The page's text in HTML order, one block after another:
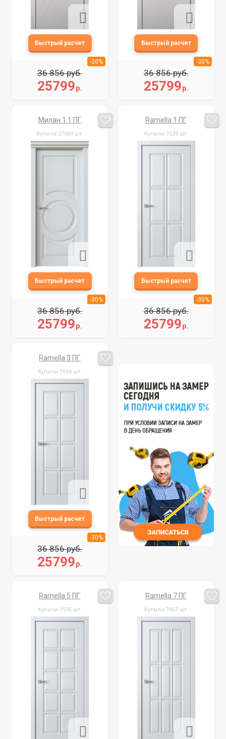
25799р.
36 856 руб.
-30%
25799р.
36 856 руб.
-30%
Милан 1.1 ПГ
Купили 27089 шт.
25799р.
36 856 руб.
-30%
Ramella 1 ПГ
Купили 7539 шт.
25799р.
36 856 руб.
-30%
Ramella 3 ПГ
Купили 7694 шт.
25799р.
36 856 руб.
-30%
Ramella 5 ПГ
Купили 7535 шт.
Ramella 7 ПГ
Купили 7467 шт.